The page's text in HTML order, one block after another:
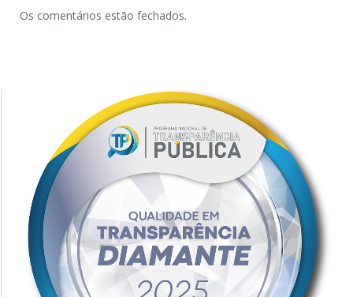
Os comentários estão fechados.